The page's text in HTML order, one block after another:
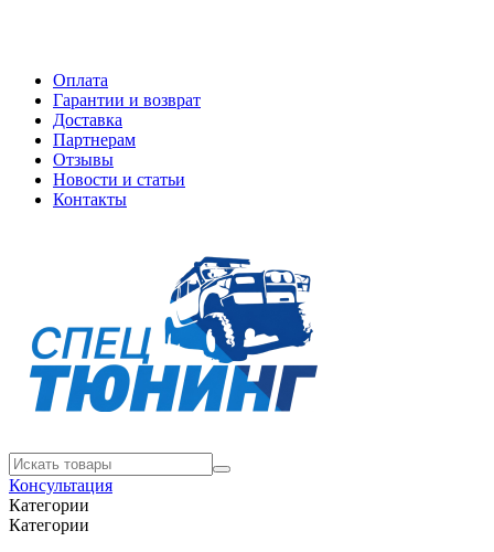
Оплата
Гарантии и возврат
Доставка
Партнерам
Отзывы
Новости и статьи
Контакты
Консультация
Категории
Категории